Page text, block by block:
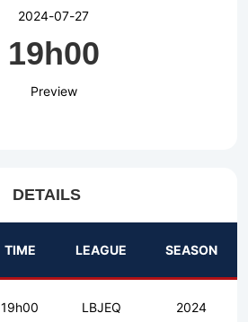
2024-07-27
19h00
Preview
DETAILS
TIME LEAGUE SEASON
19h00 LBJEQ 2024